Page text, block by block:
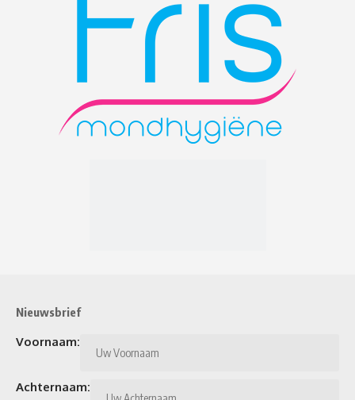
Nieuwsbrief
Voornaam:
Achternaam: